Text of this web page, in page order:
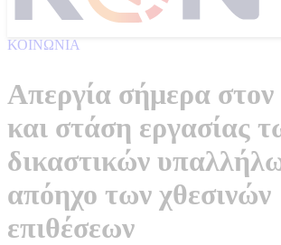
ΚΟΙΝΩΝΙΑ
Απεργία σήμερα
και στάση εργασίας
δικαστικών
απόηχο των χθεσινών
επιθέσεων